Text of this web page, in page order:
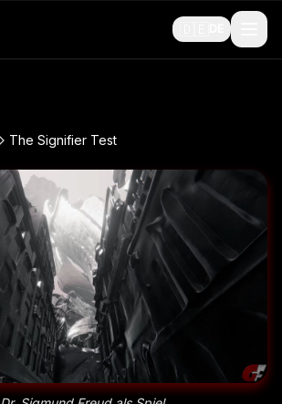
The Signifier Test